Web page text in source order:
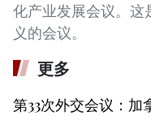
化产业发展会议。这
义的会议。
更多
第33次外交会议：加